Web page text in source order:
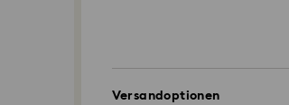
Versandoptionen